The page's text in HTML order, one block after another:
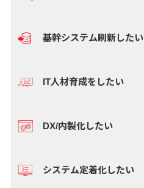
基幹システム刷新したい
IT人材育成をしたい
DX/内製化したい
システム定着化したい